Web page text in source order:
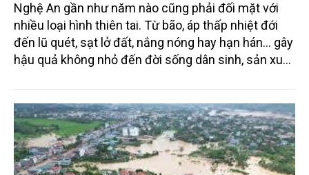
Nghệ An gần như năm nào cũng phải đối mặt với
nhiều loại hình thiên tai. Từ bão, áp thấp nhiệt đới
đến lũ quét, sạt lở đất, nắng nóng hay hạn hán… gây
hậu quả không nhỏ đến đời sống dân sinh, sản xuất